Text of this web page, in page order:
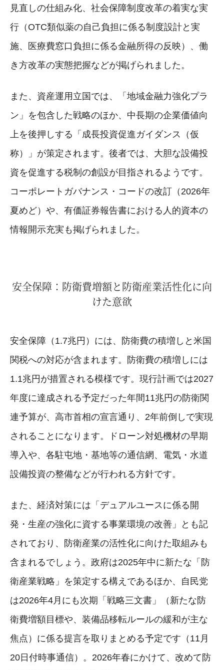
見直しの仕組み化、社会保障制度改革の着実な実
行（OTC類似薬の自己負担に係る制度設計と実
施、医療費窓口負担に係る金融所得の反映）、働
き方改革の実態把握などが掲げられました。
また、資産運用立国では、「地域金融力強化プラ
ン」を包含した戦略のほか、中長期の企業価値向
上を後押しする「成長投資促進ガイダンス（仮
称）」が策定されます。後者では、大胆な設備投
資を促進する税制の創設が目指されるようです。
コーポレートガバナンス・コードの改訂（2026年
夏めど）や、有価証券報告書における人的資本の
情報開示充実も掲げられました。
安全保障：防衛費増額と防衛産業活性化に向
けた意欲
安全保障（1.7兆円）には、防衛費の積増しと米国
関税への対応が含まれます。防衛費の積増しには
1.1兆円が措置される模様です。現行計画では2027
年度に達成される予定だった年間11兆円の防衛関
連予算が、高市首相の宣言通り、2年前倒しで実現
されることになります。ドローン対処機材の早期
導入や、各駐屯地・基地等の通信網、電気・水道
設備投資の整備などが行われる方針です。
また、経済対策には「デュアルユースに係る開
発・生産の強化に資する事業環境の改善」とも記
されており、防衛産業の活性化に向けた取組みも
含まれるでしょう。政府は2025年中に新たな「防
衛産業戦略」を策定する構えであるほか、自民党
は2026年4月にも次期「戦略三文書」（新たな防
衛費増額目標や、装備品移転ルールの緩和が主な
焦点）に係る提言を取りまとめる予定です（11月
20日付時事通信）。2026年春にかけて、改めて防